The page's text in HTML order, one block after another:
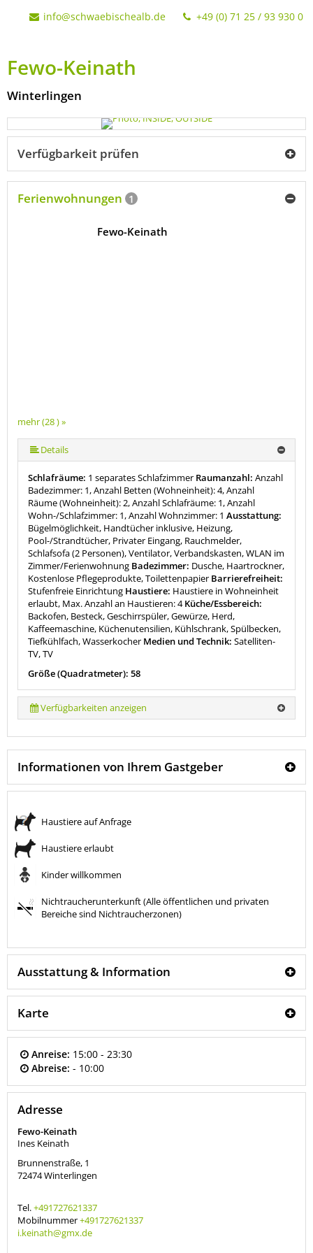
info@schwaebischealb.de +49 (0) 71 25 / 93 930 0
Fewo-Keinath
Winterlingen
Verfügbarkeit prüfen
Ferienwohnungen 1
mehr (28 ) »
mehr (28 ) »
mehr (28 ) »
mehr (28 ) »
mehr (28 ) »
mehr (28 ) »
mehr (28 ) »
mehr (28 ) »
mehr (28 ) »
mehr (28 ) »
mehr (28 ) »
mehr (28 ) »
mehr (28 ) »
mehr (28 ) »
mehr (28 ) »
mehr (28 ) »
mehr (28 ) »
mehr (28 ) »
mehr (28 ) »
mehr (28 ) »
mehr (28 ) »
mehr (28 ) »
mehr (28 ) »
mehr (28 ) »
mehr (28 ) »
Fewo-Keinath
Details
Schlafräume: 1 separates Schlafzimmer Raumanzahl: Anzahl
Badezimmer: 1, Anzahl Betten (Wohneinheit): 4, Anzahl
Räume (Wohneinheit): 2, Anzahl Schlafräume: 1, Anzahl
Wohn-/Schlafzimmer: 1, Anzahl Wohnzimmer: 1 Ausstattung:
Bügelmöglichkeit, Handtücher inklusive, Heizung,
Pool-/Strandtücher, Privater Eingang, Rauchmelder,
Schlafsofa (2 Personen), Ventilator, Verbandskasten, WLAN im
Zimmer/Ferienwohnung Badezimmer: Dusche, Haartrockner,
Kostenlose Pflegeprodukte, Toilettenpapier Barrierefreiheit:
Stufenfreie Einrichtung Haustiere: Haustiere in Wohneinheit
erlaubt, Max. Anzahl an Haustieren: 4Küche/Essbereich:
Backofen, Besteck, Geschirrspüler, Gewürze, Herd,
Kaffeemaschine, Küchenutensilien, Kühlschrank, Spülbecken,
Tiefkühlfach, Wasserkocher Medien und Technik: Satelliten-
TV, TV
Größe (Quadratmeter): 58
Verfügbarkeiten anzeigen
Informationen von Ihrem Gastgeber
Haustiere auf Anfrage
Haustiere erlaubt
Kinder willkommen
Nichtraucherunterkunft (Alle öffentlichen und privaten
Bereiche sind Nichtraucherzonen)
Ausstattung & Information
Karte
Anreise: 15:00 - 23:30
Abreise: - 10:00
Adresse
Fewo-Keinath
Ines Keinath
Brunnenstraße, 1
72474Winterlingen
Tel.+491727621337
Mobilnummer+491727621337
i.keinath@gmx.de